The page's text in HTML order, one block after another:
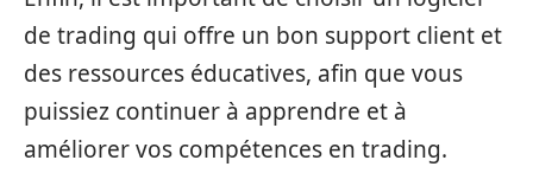
de trading qui offre un bon support client et
des ressources éducatives, afin que vous
puissiez continuer à apprendre et à
améliorer vos compétences en trading.